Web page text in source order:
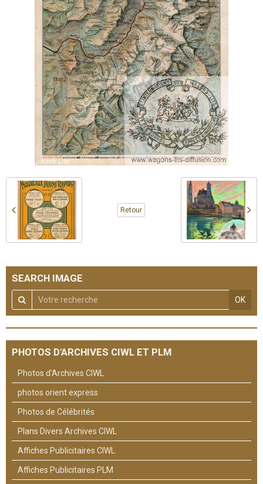
Retour
SEARCH IMAGE
OK
PHOTOS D'ARCHIVES CIWL ET PLM
Photos d'Archives CIWL
photos orient express
Photos de Célébrités
Plans Divers Archives CIWL
Affiches Publicitaires CIWL
Affiches Publicitaires PLM